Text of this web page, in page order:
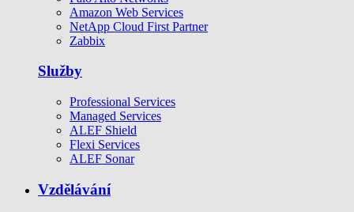
Amazon Web Services
NetApp Cloud First Partner
Zabbix
Služby
Professional Services
Managed Services
ALEF Shield
Flexi Services
ALEF Sonar
Vzdělávání